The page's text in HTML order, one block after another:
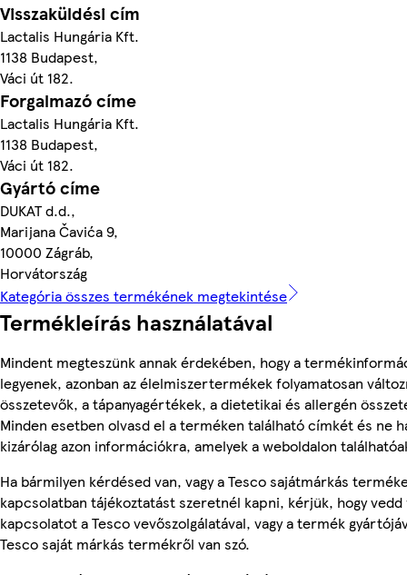
Visszaküldési cím
Lactalis Hungária Kft.
1138 Budapest,
Váci út 182.
Forgalmazó címe
Lactalis Hungária Kft.
1138 Budapest,
Váci út 182.
Gyártó címe
DUKAT d.d.,
Marijana Čavića 9,
10000 Zágráb,
Horvátország
Kategória összes termékének megtekintése
Termékleírás használatával
Mindent megteszünk annak érdekében, hogy a
legyenek, azonban az élelmiszertermékek folyamatosan
összetevők, a tápanyagértékek, a dietetikai és allergén
Minden esetben olvasd el a terméken található címkét és ne
kizárólag azon információkra, amelyek a weboldalon
Ha bármilyen kérdésed van, vagy a Tesco sajátmárkás
kapcsolatban tájékoztatást szeretnél kapni, kérjük, hogy vedd
kapcsolatot a Tesco vevőszolgálatával, vagy a termék
Tesco saját márkás termékről van szó.